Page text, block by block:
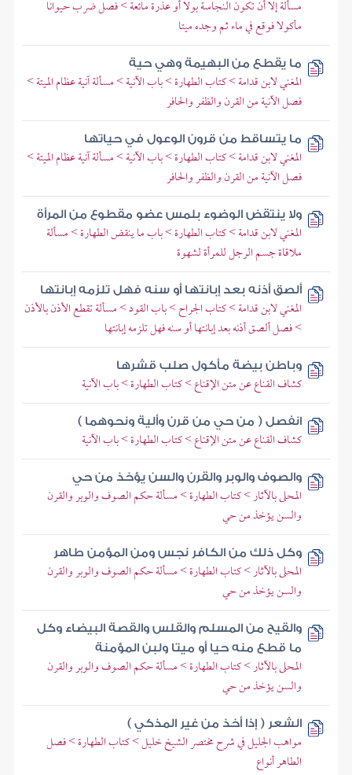
مسألة إلا أن تكون النجاسة بولا أو عذرة مائعة > فصل ضرب حيوانا
مأكولا فوقع في ماء ثم وجده ميتا
ما يقطع من البهيمة وهي حية
المغني لابن قدامة > كتاب الطهارة > باب الآنية > مسألة آنية عظام الميتة >
فصل الآنية من القرن والظفر والحافر
ما يتساقط من قرون الوعول في حياتها
المغني لابن قدامة > كتاب الطهارة > باب الآنية > مسألة آنية عظام الميتة >
فصل الآنية من القرن والظفر والحافر
ولا ينتقض الوضوء بلمس عضو مقطوع من المرأة
المغني لابن قدامة > كتاب الطهارة > باب ما ينقض الطهارة > مسألة
ملاقاة جسم الرجل للمرأة لشهوة
ألصق أذنه بعد إبانتها أو سنه فهل تلزمه إبانتها
المغني لابن قدامة > كتاب الجراح > باب القود > مسألة تقطع الأذن بالأذن
> فصل ألصق أذنه بعد إبانتها أو سنه فهل تلزمه إبانتها
وباطن بيضة مأكول صلب قشرها
كشاف القناع عن متن الإقناع > كتاب الطهارة > باب الآنية
انفصل ( من حي من قرن وألية ونحوهما )
كشاف القناع عن متن الإقناع > كتاب الطهارة > باب الآنية
والصوف والوبر والقرن والسن يؤخذ من حي
المحلى بالآثار > كتاب الطهارة > مسألة حكم الصوف والوبر والقرن
والسن يؤخذ من حي
وكل ذلك من الكافر نجس ومن المؤمن طاهر
المحلى بالآثار > كتاب الطهارة > مسألة حكم الصوف والوبر والقرن
والسن يؤخذ من حي
والقيح من المسلم والقلس والقصة البيضاء وكل
ما قطع منه حيا أو ميتا ولبن المؤمنة
المحلى بالآثار > كتاب الطهارة > مسألة حكم الصوف والوبر والقرن
والسن يؤخذ من حي
الشعر ( إذا أخذ من غير المذكي )
مواهب الجليل في شرح مختصر الشيخ خليل > كتاب الطهارة > فصل
الطاهر أنواع